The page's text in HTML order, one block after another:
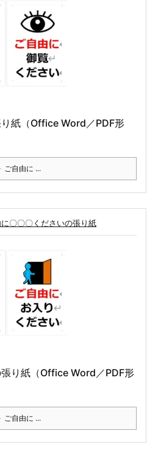
紙（Office Word／PDF形
ご自由に ...
〇〇〇くださいの張り紙
り紙（Office Word／PDF形
ご自由に ...